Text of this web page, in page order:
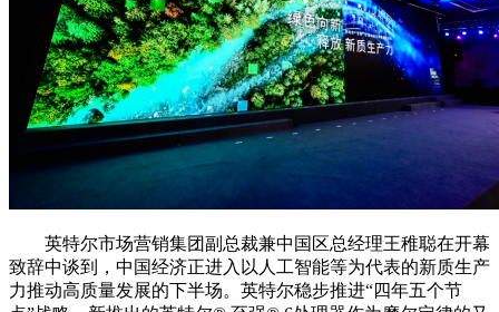
英特尔市场营销集团副总裁兼中国区总经理王稚聪在开幕
致辞中谈到，中国经济正进入以人工智能等为代表的新质生产
力推动高质量发展的下半场。英特尔稳步推进“四年五个节